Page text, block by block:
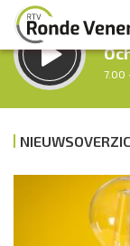
7.00
Vorig uur